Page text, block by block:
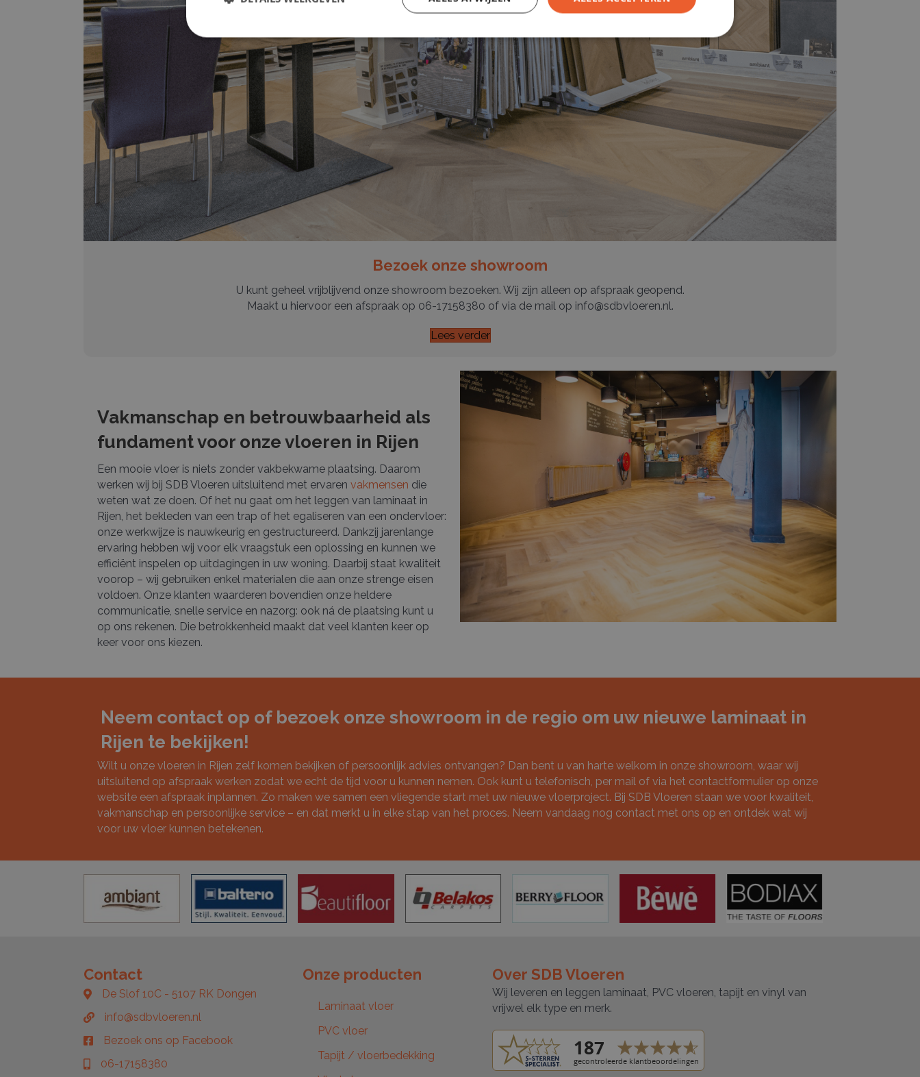
Bezoek onze showroom
U kunt geheel vrijblijvend onze showroom bezoeken. Wij zijn alleen op afspraak geopend.
Maakt u hiervoor een afspraak op 06-17158380 of via de mail op info@sdbvloeren.nl.
Lees verder
Vakmanschap en betrouwbaarheid als
fundament voor onze vloeren in Rijen
Een mooie vloer is niets zonder vakbekwame plaatsing. Daarom
werken wij bij SDB Vloeren uitsluitend met ervaren vakmensen die
weten wat ze doen. Of het nu gaat om het leggen van laminaat in
Rijen, het bekleden van een trap of het egaliseren van een ondervloer:
onze werkwijze is nauwkeurig en gestructureerd. Dankzij jarenlange
ervaring hebben wij voor elk vraagstuk een oplossing en kunnen we
efficiënt inspelen op uitdagingen in uw woning. Daarbij staat kwaliteit
voorop – wij gebruiken enkel materialen die aan onze strenge eisen
voldoen. Onze klanten waarderen bovendien onze heldere
communicatie, snelle service en nazorg: ook ná de plaatsing kunt u
op ons rekenen. Die betrokkenheid maakt dat veel klanten keer op
keer voor ons kiezen.
Neem contact op of bezoek onze showroom in de regio om uw nieuwe laminaat in
Rijen te bekijken!
Wilt u onze vloeren in Rijen zelf komen bekijken of persoonlijk advies ontvangen? Dan bent u van harte welkom in onze showroom, waar wij
uitsluitend op afspraak werken zodat we echt de tijd voor u kunnen nemen. Ook kunt u telefonisch, per mail of via het contactformulier op onze
website een afspraak inplannen. Zo maken we samen een vliegende start met uw nieuwe vloerproject. Bij SDB Vloeren staan we voor kwaliteit,
vakmanschap en persoonlijke service – en dat merkt u in elke stap van het proces. Neem vandaag nog contact met ons op en ontdek wat wij
voor uw vloer kunnen betekenen.
Contact
De Slof 10C - 5107 RK Dongen
De Slof 10C - 5107 RK Dongen
info@sdbvloeren.nl
info@sdbvloeren.nl
Bezoek ons op Facebook
Bezoek ons op Facebook
06-17158380
06-17158380
Onze producten
Laminaat vloer
PVC vloer
Tapijt / vloerbedekking
Over SDB Vloeren
Wij leveren en leggen laminaat, PVC vloeren, tapijt en vinyl van
vrijwel elk type en merk.